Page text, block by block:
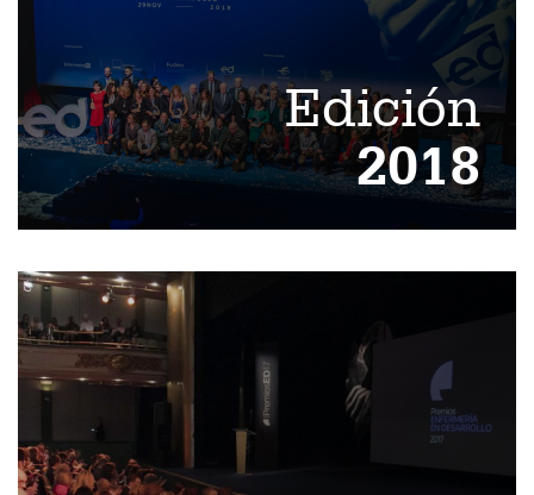
Edición
2018